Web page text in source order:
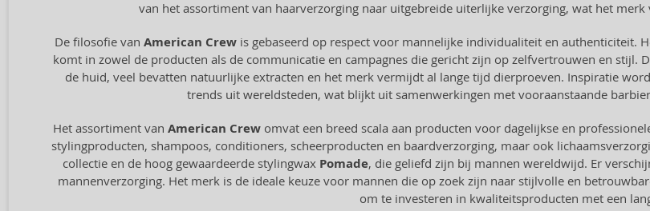
van het assortiment van haarverzorging naar uitgebreide uiterlijke verzorging, wat het
De filosofie van American Crew is gebaseerd op respect voor mannelijke individualiteit en
komt in zowel de producten als de communicatie en campagnes die gericht zijn op zelfvertrouwen en
de huid, veel bevatten natuurlijke extracten en het merk vermijdt al lange tijd dierproeven. Inspiratie
trends uit wereldsteden, wat blijkt uit samenwerkingen met vooraanstaande
Het assortiment van American Crewomvat een breed scala aan producten voor dagelijkse en
stylingproducten, shampoos, conditioners, scheerproducten en baardverzorging, maar ook
collectie en de hoog gewaardeerde stylingwax Pomade, die geliefd zijn bij mannen wereldwijd. Er
mannenverzorging. Het merk is de ideale keuze voor mannen die op zoek zijn naar stijlvolle en
om te investeren in kwaliteitsproducten met een